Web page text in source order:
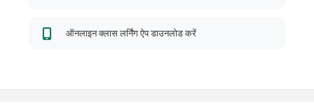
ऑनलाइन क्लास लर्निंग ऐप डाउनलोड करें